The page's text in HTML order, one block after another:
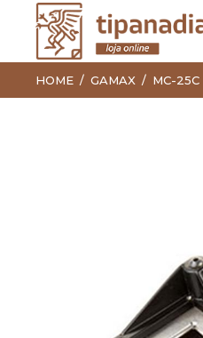
HOME GAMAX MC-25C